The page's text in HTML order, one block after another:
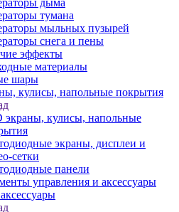
дыма
тумана
мыльных пузырей
снега и пены
эффекты
материалы
шары
кулисы, напольные покрытия
экраны, кулисы, напольные
экраны, дисплеи и
сетки
панели
управления и аксессуары